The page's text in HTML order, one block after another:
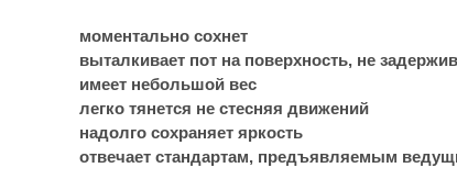
моментально сохнет
выталкивает пот на поверхность, не
имеет небольшой вес
легко тянется не стесняя движений
надолго сохраняет яркость
отвечает стандартам, предъявляемым